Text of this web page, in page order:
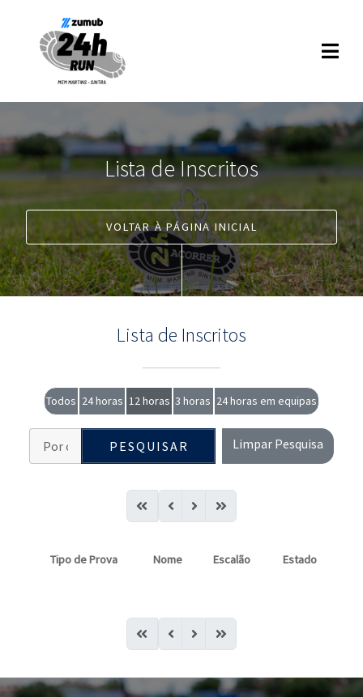
Lista de Inscritos
VOLTAR À PÁGINA INICIAL
Lista de Inscritos
Todos 24 horas 12 horas 3 horas 24 horas em equipas
PESQUISAR Limpar Pesquisa
Tipo de Prova Nome Escalão Estado